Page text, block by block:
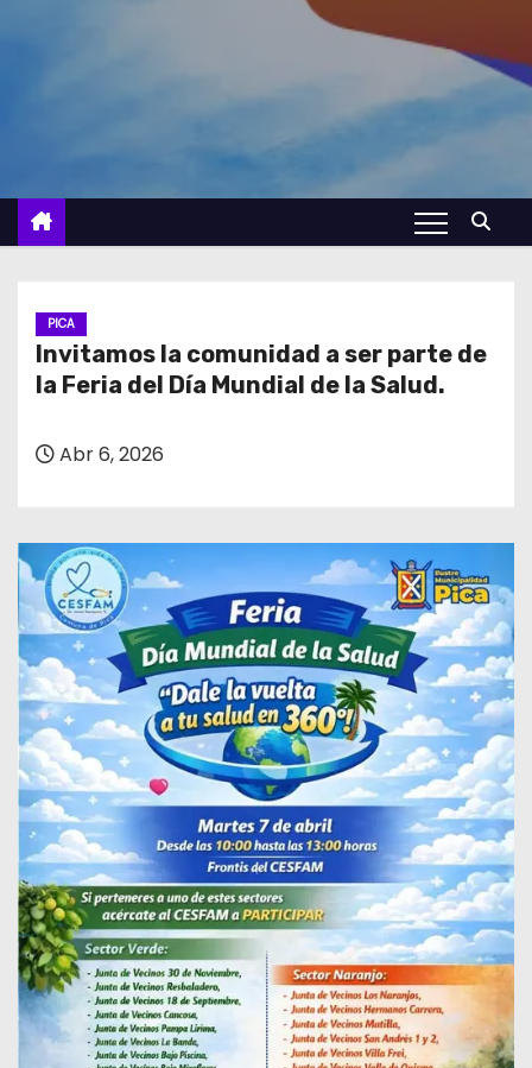
PICA
Invitamos la comunidad a ser parte de
la Feria del Día Mundial de la Salud.
Abr 6, 2026